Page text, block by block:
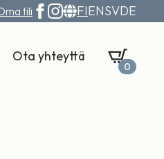
tili FIENSVDE
Ota yhteyttä
0